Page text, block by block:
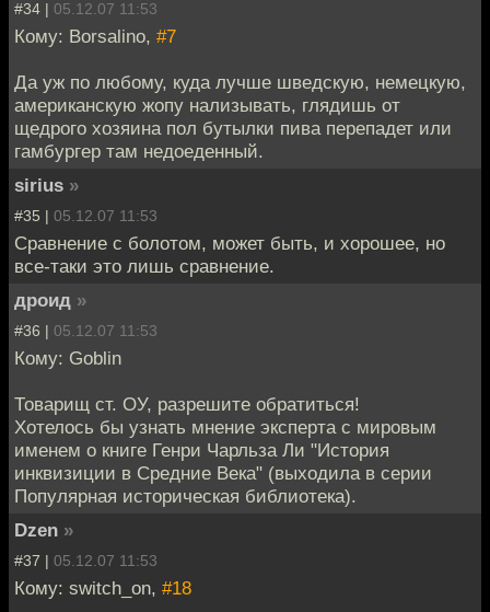
#34 | 05.12.07 11:53
Кому: Borsalino, #7
Да уж по любому, куда лучше шведскую, немецкую,
американскую жопу нализывать, глядишь от
щедрого хозяина пол бутылки пива перепадет или
гамбургер там недоеденный.
sirius »
#35 | 05.12.07 11:53
Сравнение с болотом, может быть, и хорошее, но
все-таки это лишь сравнение.
дроид »
#36 | 05.12.07 11:53
Кому: Goblin
Товарищ ст. ОУ, разрешите обратиться!
Хотелось бы узнать мнение эксперта с мировым
именем о книге Генри Чарльза Ли "История
инквизиции в Средние Века" (выходила в серии
Популярная историческая библиотека).
Dzen »
#37 | 05.12.07 11:53
Кому: switch_on, #18